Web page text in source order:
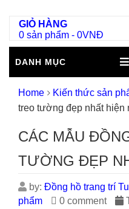
GIỎ HÀNG
0 sản phẩm - 0VNĐ
DANH MỤC
Home Kiến thức sản
treo tường đẹp nhất hiện
CÁC MẪU
TƯỜNG ĐẸP
by: Đồng hồ trang trí
phẩm
0 comment